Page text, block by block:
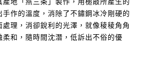
作的溫度，消除了不鏽鋼冰冷剛硬的
理，消卻銳利的光澤，就像稜稜角角
和，隨時間沈潛，低訴出不俗的優